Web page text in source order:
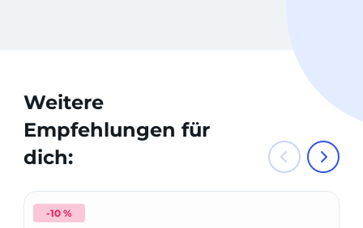
Weitere
Empfehlungen für
dich:
-10 %